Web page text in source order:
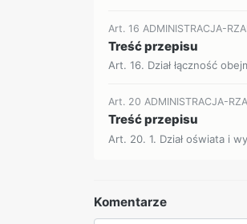
Art. 16 ADMINISTRACJA-
Treść przepisu
Art. 16. Dział łączność
Art. 20 ADMINISTRACJA-
Treść przepisu
Art. 20. 1. Dział oświata i
Komentarze